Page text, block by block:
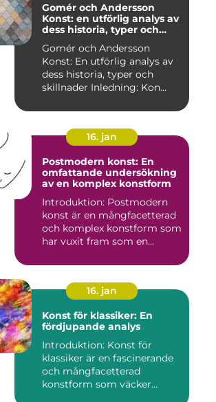
Gomér och Andersson
Konst: en utförlig analys av
dess historia, typer och
Gomér och Andersson
Konst: En utförlig analys av
dess historia, typer och
skillnader Inledning: Kon...
16. jan
Postmodern konst: En
omfattande undersökning
av en komplex konstform
Introduktion: Postmodern
konst är en mångfacetterad
och komplex konstform som
har vuxit fram som en...
16. jan
Konst för klassiker: En
fördjupande analys
Introduktion: Konst för
klassiker är en fascinerande
och mångfacetterad
konstform som väcker